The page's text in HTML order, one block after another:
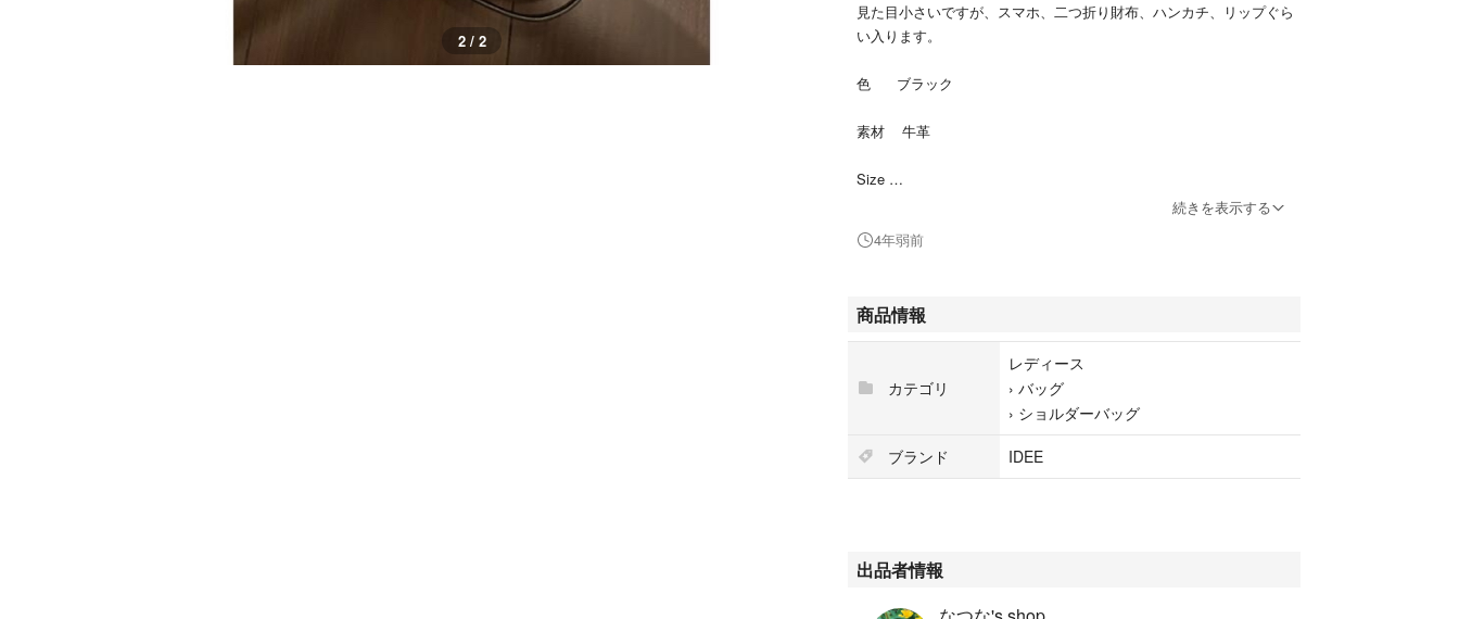
2 / 2
見た目小さいですが、スマホ、二つ折り財布、ハンカチ、リップぐら
い入ります。
色 ブラック
素材 牛革
Size
斜めがけできます。
お店HPより商品説明
高品質なトルコレザーを使用した、コンパクトなサイズの巾着バッ
グ。紐の部分にはコバインクを使用したホワイトがアクセントになっ
ています。 スマートフォンやコインケースが入り、シンプルながらも
上品なデザインは、男女問わずお使いいただけます。 肩に掛けてショ
続きを表示する
4年弱前
商品情報
カテゴリ
レディース
› バッグ
› ショルダーバッグ
ブランド
IDEE
出品者情報